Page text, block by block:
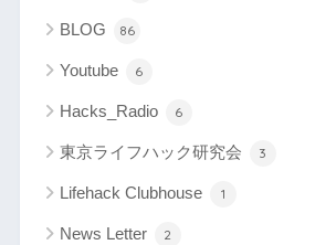
BLOG 86
Youtube 6
Hacks_Radio 6
東京ライフハック研究会 3
Lifehack Clubhouse 1
News Letter 2